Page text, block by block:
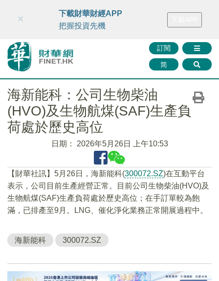
財華智庫網 FINTV FINMETA 財華證券 媒體矩陣
訂閱
简
×
下載財華財經APP
把握投資先機
海新能科：公司生物柴油
(HVO)及生物航煤(SAF)生產負
荷處於歷史高位
日期： 2026年5月26日 上午10:53
【財華社訊】5月26日，海新能科(300072.SZ)在互動平台
表示，公司目前生產經營正常。目前公司生物柴油(HVO)及
生物航煤(SAF)生產負荷處於歷史高位；在手訂單較為飽
滿，已排產至9月。LNG、催化淨化業務正常開展過程中。
海新能科 300072.SZ